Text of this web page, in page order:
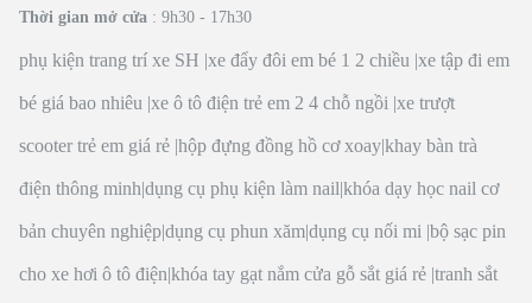
Thời gian mở cửa : 9h30 - 17h30
phụ kiện trang trí xe SH |xe đẩy đôi em bé 1 2 chiều |xe tập đi em
bé giá bao nhiêu |xe ô tô điện trẻ em 2 4 chỗ ngồi |xe trượt
scooter trẻ em giá rẻ |hộp đựng đồng hồ cơ xoay|khay bàn trà
điện thông minh|dụng cụ phụ kiện làm nail|khóa dạy học nail cơ
bản chuyên nghiệp|dụng cụ phun xăm|dụng cụ nối mi |bộ sạc pin
cho xe hơi ô tô điện|khóa tay gạt nắm cửa gỗ sắt giá rẻ |tranh sắt